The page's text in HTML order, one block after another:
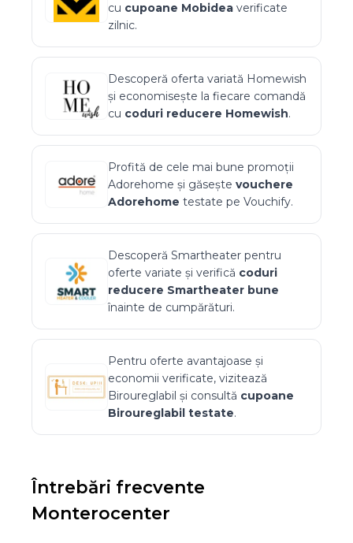
cu cupoane Mobidea verificate
zilnic.
Descoperă oferta variată Homewish
și economisește la fiecare comandă
cu coduri reducere Homewish.
Profită de cele mai bune promoții
Adorehome și găsește vouchere
Adorehome testate pe Vouchify.
Descoperă Smartheater pentru
oferte variate și verifică coduri
reducere Smartheater bune
înainte de cumpărături.
Pentru oferte avantajoase și
economii verificate, vizitează
Biroureglabil și consultă cupoane
Biroureglabil testate.
Întrebări frecvente
Monterocenter